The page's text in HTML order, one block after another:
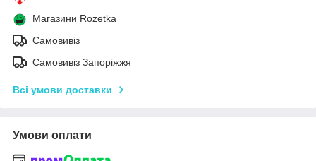
Магазини Rozetka
Самовивіз
Самовивіз Запоріжжя
Всі умови доставки
Умови оплати